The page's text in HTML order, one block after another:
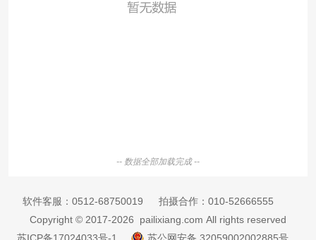
-- 数据全部加载完成 --
软件客服： 0512-68750019 拍摄合作： 010-52666555
Copyright © 2017-2026 pailixiang.com All rights reserved
苏ICP备17024033号-1
苏公网安备 32059002002885号